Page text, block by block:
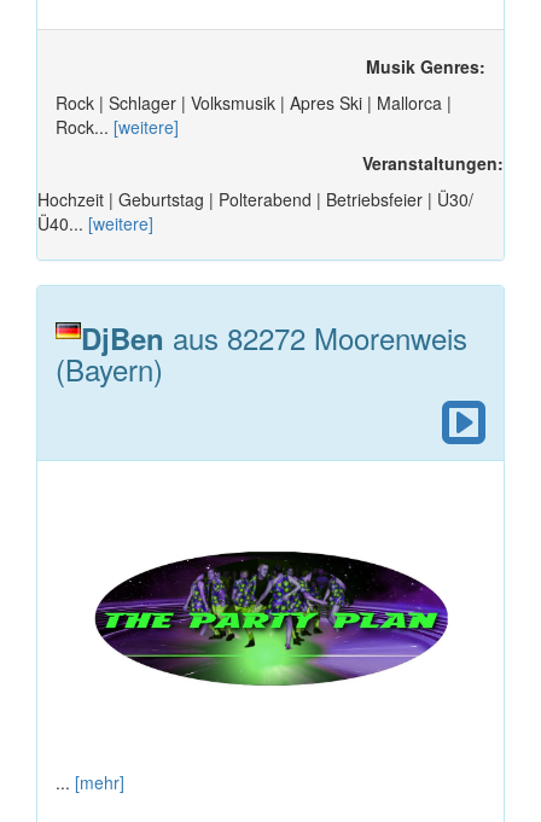
Musik Genres:
Rock | Schlager | Volksmusik | Apres Ski | Mallorca |
Rock... [weitere]
Veranstaltungen:
Hochzeit | Geburtstag | Polterabend | Betriebsfeier | Ü30/
Ü40... [weitere]
DjBen aus 82272 Moorenweis
(Bayern)
... [mehr]